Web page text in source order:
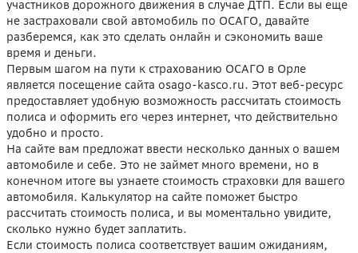
участников дорожного движения в случае ДТП. Если вы еще
не застраховали свой автомобиль по ОСАГО, давайте
разберемся, как это сделать онлайн и сэкономить ваше
время и деньги.
Первым шагом на пути к страхованию ОСАГО в Орле
является посещение сайта osago-kasco.ru. Этот веб-ресурс
предоставляет удобную возможность рассчитать стоимость
полиса и оформить его через интернет, что действительно
удобно и просто.
На сайте вам предложат ввести несколько данных о вашем
автомобиле и себе. Это не займет много времени, но в
конечном итоге вы узнаете стоимость страховки для вашего
автомобиля. Калькулятор на сайте поможет быстро
рассчитать стоимость полиса, и вы моментально увидите,
сколько нужно будет заплатить.
Если стоимость полиса соответствует вашим ожиданиям,